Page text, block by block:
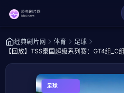
经典剧片网 体育
足球
【回放】TSS泰国超级系列赛：GT4组_C组
足球